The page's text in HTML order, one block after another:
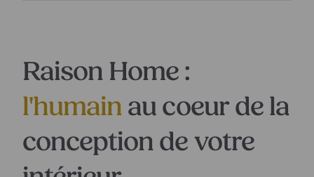
Raison Home :
l'humain au coeur de la
conception de votre